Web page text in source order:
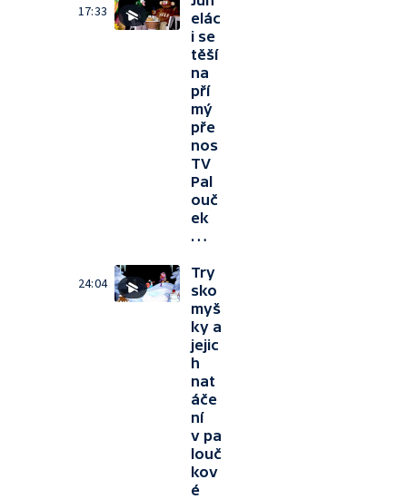
17:33
elác
i se
těší
na
pří
mý
pře
nos
TV
Pal
ouč
ek
…
24:04
Try
sko
myš
ky a
jejic
h
nat
áče
ní
v pa
louč
kov
é